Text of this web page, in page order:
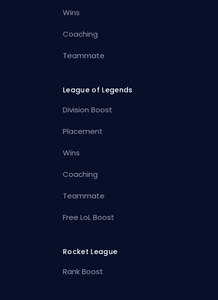
Wins
Coaching
Teammate
League of Legends
Division Boost
Placement
Wins
Coaching
Teammate
Free LoL Boost
Rocket League
Rank Boost